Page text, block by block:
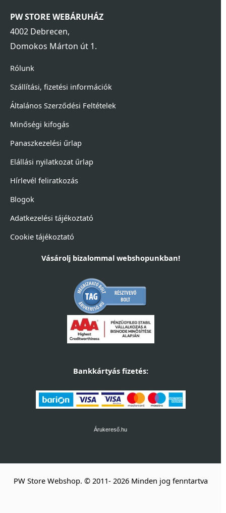
PW STORE WEBÁRUHÁZ
4002 Debrecen,
Domokos Márton út 1.
Rólunk
Szállítási, fizetési információk
Általános Szerződési Feltételek
Minőségi kifogás
Panaszkezelési űrlap
Elállási nyilatkozat űrlap
Hírlevél feliratkozás
Blogok
Adatkezelési tájékoztató
Cookie tájékoztató
Vásárolj bizalommal webshopunkban!
Bankkártyás fizetés:
Árukereső.hu
PW Store Webshop. © 2011- 2026 Minden jog fenntartva